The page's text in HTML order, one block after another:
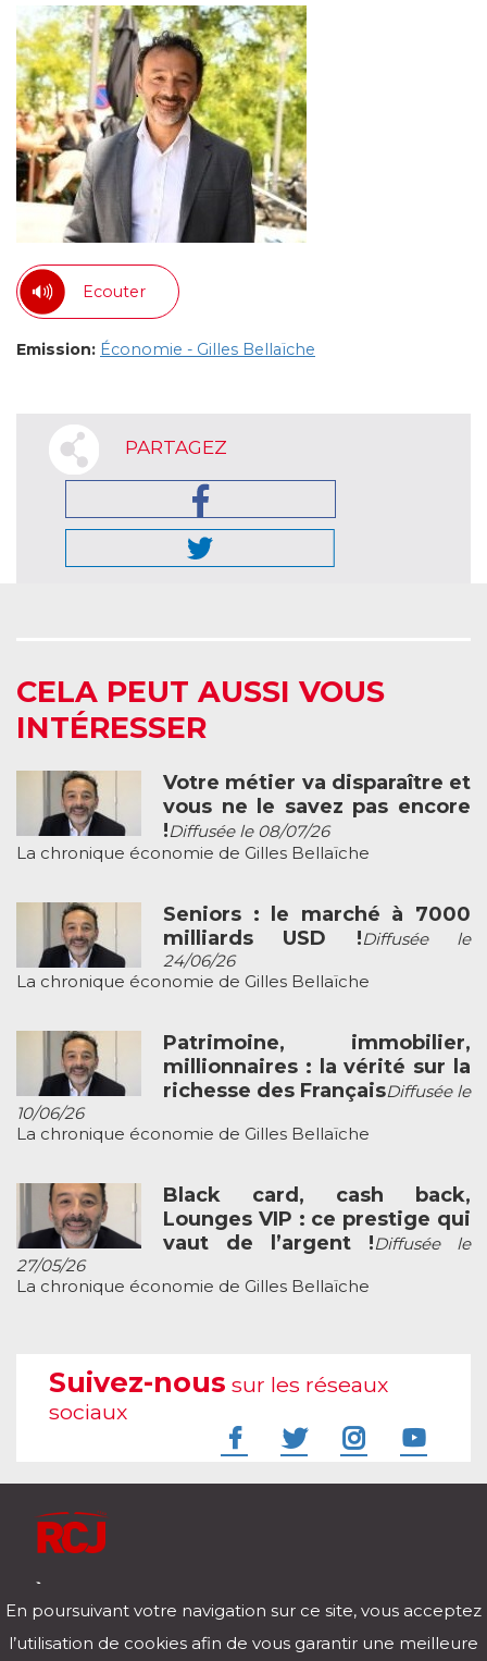
Ecouter
Emission: Économie - Gilles Bellaïche
PARTAGEZ
CELA PEUT AUSSI VOUS
INTÉRESSER
Votre métier va disparaître et
vous ne le savez pas encore
!Diffusée le 08/07/26
La chronique économie de Gilles Bellaïche
Seniors : le marché à 7000
milliards USD !Diffusée le
24/06/26
La chronique économie de Gilles Bellaïche
Patrimoine, immobilier,
millionnaires : la vérité sur la
richesse des FrançaisDiffusée le
10/06/26
La chronique économie de Gilles Bellaïche
Black card, cash back,
Lounges VIP : ce prestige qui
vaut de l’argent !Diffusée le
27/05/26
La chronique économie de Gilles Bellaïche
Suivez-nous sur les réseaux
sociaux
Télécharger notre application pour iOs et Android
En poursuivant votre navigation sur ce site, vous acceptez
l’utilisation de cookies afin de vous garantir une meilleure